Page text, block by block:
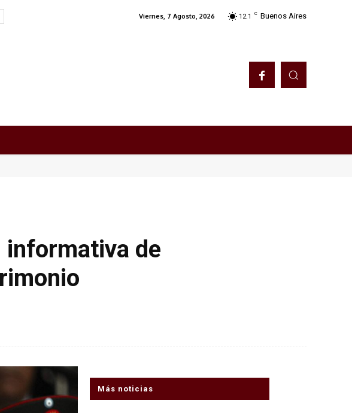
Viernes, 7 Agosto, 2026 12.1 C Buenos Aires
informativa de
Más noticias